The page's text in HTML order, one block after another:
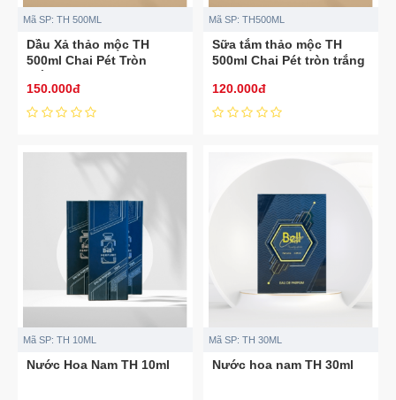
Mã SP: TH 500ML
Dầu Xả thảo mộc TH
500ml Chai Pét Tròn
150.000đ
Mã SP: TH500ML
Sữa tắm thảo mộc TH
500ml Chai Pét tròn trắng
120.000đ
Mã SP: TH 10ML
Nước Hoa Nam TH 10ml
Mã SP: TH 30ML
Nước hoa nam TH 30ml